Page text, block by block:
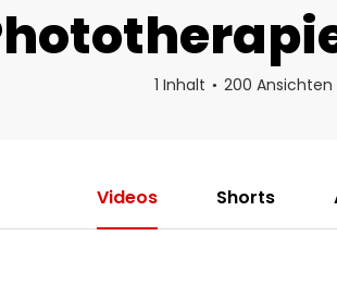
1 Inhalt 200 Ansichten
Videos Shorts